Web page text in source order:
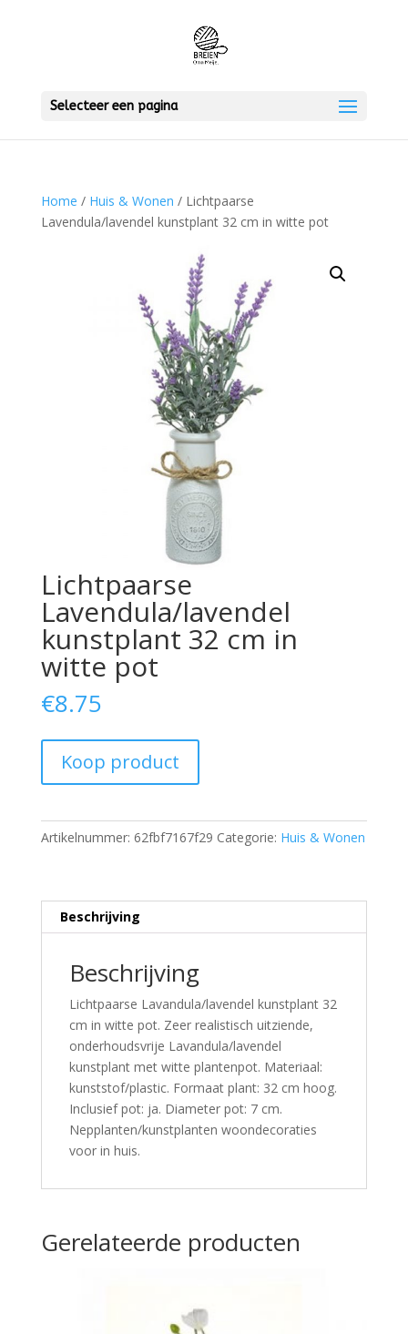
Selecteer een pagina
Home / Huis & Wonen / Lichtpaarse
Lavendula/lavendel kunstplant 32 cm in witte pot
Lichtpaarse
Lavendula/lavendel
kunstplant 32 cm in
witte pot
€8.75
Koop product
Artikelnummer: 62fbf7167f29 Categorie: Huis & Wonen
Beschrijving
Beschrijving
Lichtpaarse Lavandula/lavendel kunstplant 32
cm in witte pot. Zeer realistisch uitziende,
onderhoudsvrije Lavandula/lavendel
kunstplant met witte plantenpot. Materiaal:
kunststof/plastic. Formaat plant: 32 cm hoog.
Inclusief pot: ja. Diameter pot: 7 cm.
Nepplanten/kunstplanten woondecoraties
voor in huis.
Gerelateerde producten